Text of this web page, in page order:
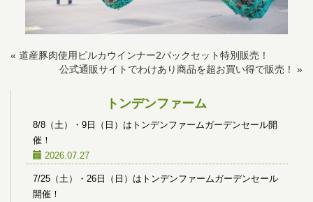
« 道産豚肉使用ピルカウインナー2パックセット特別販売！
公式通販サイトでわけあり商品を超お買い得で販売！
»
トンデンファーム
8/8（土）・9日（日）はトンデンファームガーデンセール開
催！
2026.07.27
7/25（土）・26日（日）はトンデンファームガーデンセール
開催！